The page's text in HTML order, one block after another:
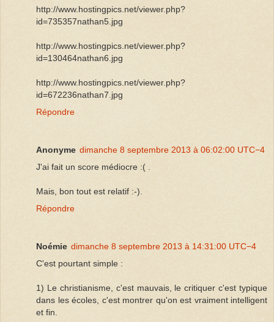
http://www.hostingpics.net/viewer.php?
id=735357nathan5.jpg
http://www.hostingpics.net/viewer.php?
id=130464nathan6.jpg
http://www.hostingpics.net/viewer.php?
id=672236nathan7.jpg
Répondre
Anonyme dimanche 8 septembre 2013 à 06:02:00 UTC−4
J'ai fait un score médiocre :( .
Mais, bon tout est relatif :-).
Répondre
Noémie dimanche 8 septembre 2013 à 14:31:00 UTC−4
C'est pourtant simple :
1) Le christianisme, c'est mauvais, le critiquer c'est typique
dans les écoles, c'est montrer qu'on est vraiment intelligent
et fin.